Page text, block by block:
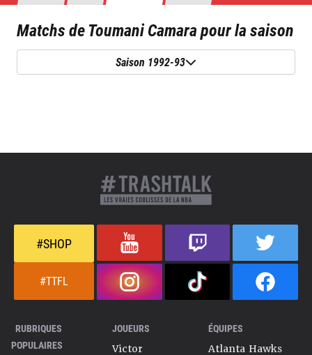
Matchs deToumani Camarapour la saison
Saison 1992-93
#SHOP
#TTFL
RUBRIQUES
POPULAIRES
JOUEURS
Victor
ÉQUIPES
Atlanta Hawks